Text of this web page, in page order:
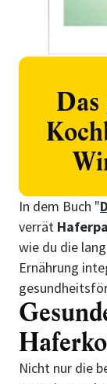
In dem Buch "
verrät
wie du die
Ernährung
Nicht nur die